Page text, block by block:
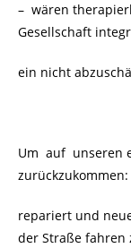
– wären
Gesellschaft
ein nicht
Um auf unseren
repariert und
der Straße